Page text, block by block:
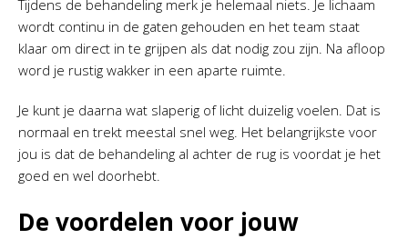
Tijdens de behandeling merk je helemaal niets. Je lichaam
wordt continu in de gaten gehouden en het team staat
klaar om direct in te grijpen als dat nodig zou zijn. Na afloop
word je rustig wakker in een aparte ruimte.
Je kunt je daarna wat slaperig of licht duizelig voelen. Dat is
normaal en trekt meestal snel weg. Het belangrijkste voor
jou is dat de behandeling al achter de rug is voordat je het
goed en wel doorhebt.
De voordelen voor jouw